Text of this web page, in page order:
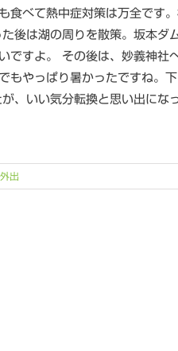
食べて熱中症対策は万全です
後は湖の周りを散策。坂本ダ
ですよ。 その後は、妙義神社
もやっぱり暑かったですね。
、いい気分転換と思い出にな
外出